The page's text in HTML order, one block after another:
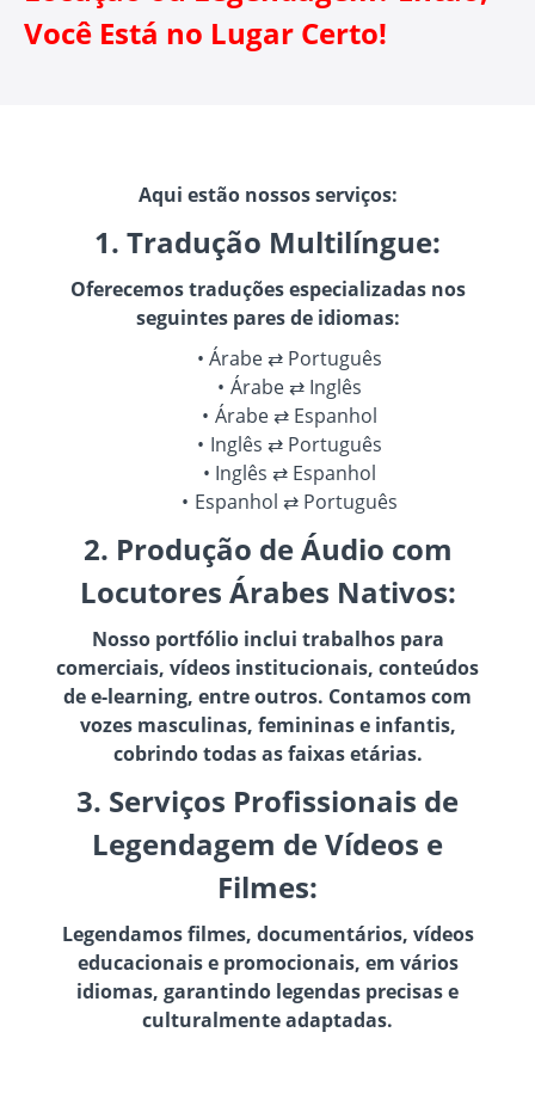
Você Está no Lugar Certo!
Aqui estão nossos serviços:
1. Tradução Multilíngue:
Oferecemos traduções especializadas nos
seguintes pares de idiomas:
Árabe ⇄ Português
Árabe ⇄ Inglês
Árabe ⇄ Espanhol
Inglês ⇄ Português
Inglês ⇄ Espanhol
Espanhol ⇄ Português
2. Produção de Áudio com
Locutores Árabes Nativos:
Nosso portfólio inclui trabalhos para
comerciais, vídeos institucionais, conteúdos
de e-learning, entre outros. Contamos com
vozes masculinas, femininas e infantis,
cobrindo todas as faixas etárias.
3. Serviços Profissionais de
Legendagem de Vídeos e
Filmes:
Legendamos filmes, documentários, vídeos
educacionais e promocionais, em vários
idiomas, garantindo legendas precisas e
culturalmente adaptadas.